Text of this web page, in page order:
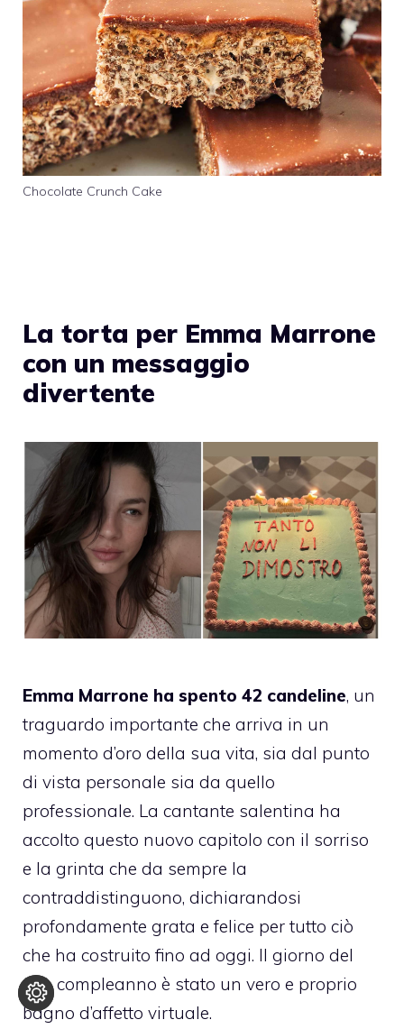
Chocolate Crunch Cake
La torta per Emma Marrone
con un messaggio
divertente
Emma Marrone ha spento 42 candeline, un
traguardo importante che arriva in un
momento d’oro della sua vita, sia dal punto
di vista personale sia da quello
professionale. La cantante salentina ha
accolto questo nuovo capitolo con il sorriso
e la grinta che da sempre la
contraddistinguono, dichiarandosi
profondamente grata e felice per tutto ciò
che ha costruito fino ad oggi. Il giorno del
suo compleanno è stato un vero e proprio
bagno d’affetto virtuale.